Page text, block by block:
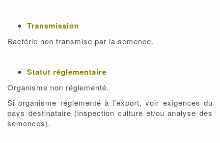
Transmission
Bactérie non transmise par la semence.
Statut réglementaire
Organisme non réglementé.
Si organisme réglementé à l'export, voir exigences du
pays destinataire (inspection culture et/ou analyse des
semences).